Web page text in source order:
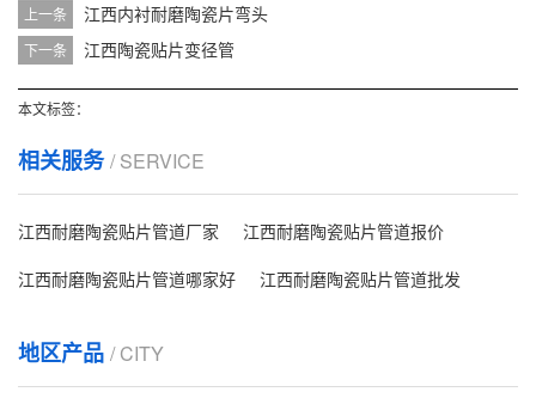
上一条 江西内衬耐磨陶瓷片弯头
下一条 江西陶瓷贴片变径管
本文标签：
相关服务/ SERVICE
江西耐磨陶瓷贴片管道厂家
江西耐磨陶瓷贴片管道报价
江西耐磨陶瓷贴片管道哪家好
江西耐磨陶瓷贴片管道批发
地区产品 / CITY